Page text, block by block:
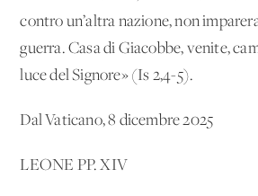
contro un’altra nazione, non
guerra. Casa di Giacobbe, venite,
luce del Signore» (Is 2,4-5).
Dal Vaticano, 8 dicembre 2025
LEONE PP. XIV